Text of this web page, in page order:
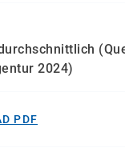
2024)
PDF